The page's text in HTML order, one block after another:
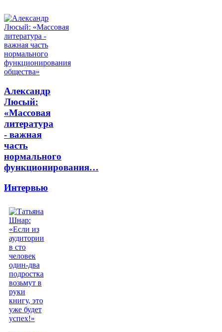
Александр
Люсый:
«Массовая
литература
- важная
часть
нормального
функционирования…
Интервью